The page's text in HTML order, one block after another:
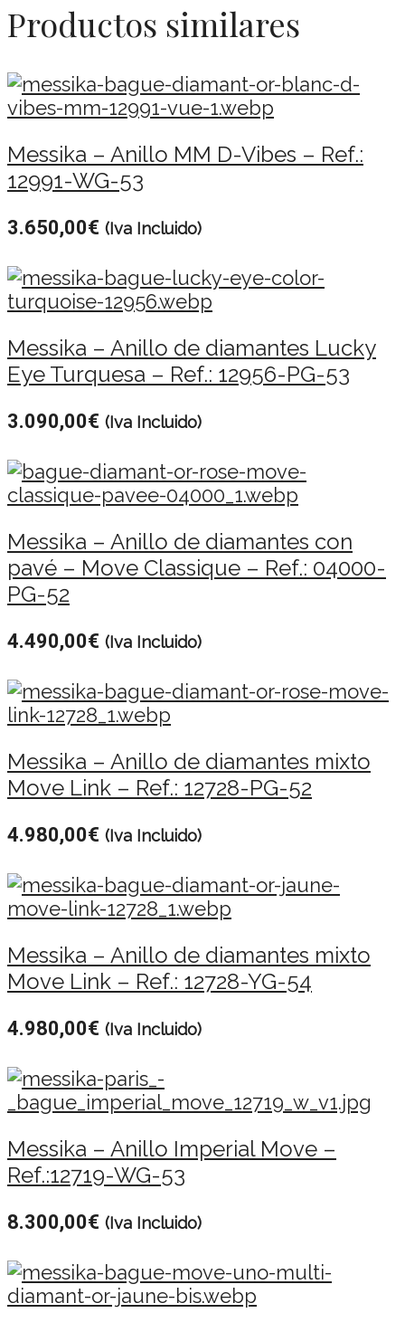
Productos similares
Messika – Anillo MM D-Vibes – Ref.:
12991-WG-53
3.650,00€ (Iva Incluido)
Messika – Anillo de diamantes Lucky
Eye Turquesa – Ref.: 12956-PG-53
3.090,00€ (Iva Incluido)
Messika – Anillo de diamantes con
pavé – Move Classique – Ref.: 04000-
PG-52
4.490,00€ (Iva Incluido)
Messika – Anillo de diamantes mixto
Move Link – Ref.: 12728-PG-52
4.980,00€ (Iva Incluido)
Messika – Anillo de diamantes mixto
Move Link – Ref.: 12728-YG-54
4.980,00€ (Iva Incluido)
Messika – Anillo Imperial Move –
Ref.:12719-WG-53
8.300,00€ (Iva Incluido)